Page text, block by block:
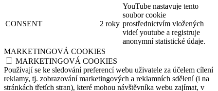
CONSENT 2 roky
YouTube nastavuje tento
soubor cookie
prostřednictvím vložených
videí youtube a registruje
anonymní statistické údaje.
MARKETINGOVÁ COOKIES
MARKETINGOVÁ COOKIES
Používají se ke sledování preferencí webu uživatele za účelem cílení
reklamy, tj. zobrazování marketingových a reklamních sdělení (i na
stránkách třetích stran), které mohou návštěvníka webu zajímat, v